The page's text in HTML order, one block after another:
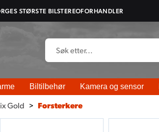
STØRSTE BILSTEREOFORHANDLER
Biltilbehør Kamera og sensor
Gold > Forsterkere